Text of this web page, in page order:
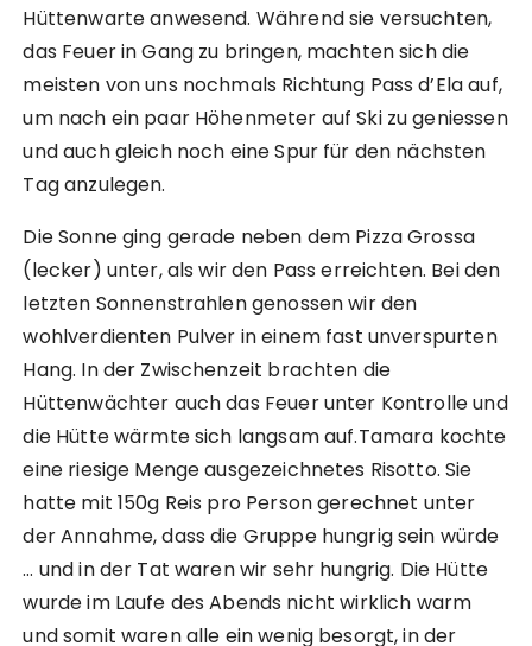
Hüttenwarte anwesend. Während sie versuchten,
das Feuer in Gang zu bringen, machten sich die
meisten von uns nochmals Richtung Pass d’Ela auf,
um nach ein paar Höhenmeter auf Ski zu geniessen
und auch gleich noch eine Spur für den nächsten
Tag anzulegen.
Die Sonne ging gerade neben dem Pizza Grossa
(lecker) unter, als wir den Pass erreichten. Bei den
letzten Sonnenstrahlen genossen wir den
wohlverdienten Pulver in einem fast unverspurten
Hang. In der Zwischenzeit brachten die
Hüttenwächter auch das Feuer unter Kontrolle und
die Hütte wärmte sich langsam auf.Tamara kochte
eine riesige Menge ausgezeichnetes Risotto. Sie
hatte mit 150g Reis pro Person gerechnet unter
der Annahme, dass die Gruppe hungrig sein würde
… und in der Tat waren wir sehr hungrig. Die Hütte
wurde im Laufe des Abends nicht wirklich warm
und somit waren alle ein wenig besorgt, in der